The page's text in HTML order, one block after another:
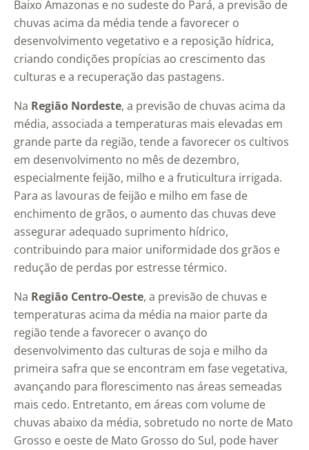
Baixo Amazonas e no sudeste do Pará, a previsão de
chuvas acima da média tende a favorecer o
desenvolvimento vegetativo e a reposição hídrica,
criando condições propícias ao crescimento das
culturas e a recuperação das pastagens.
Na Região Nordeste, a previsão de chuvas acima da
média, associada a temperaturas mais elevadas em
grande parte da região, tende a favorecer os cultivos
em desenvolvimento no mês de dezembro,
especialmente feijão, milho e a fruticultura irrigada.
Para as lavouras de feijão e milho em fase de
enchimento de grãos, o aumento das chuvas deve
assegurar adequado suprimento hídrico,
contribuindo para maior uniformidade dos grãos e
redução de perdas por estresse térmico.
Na Região Centro-Oeste, a previsão de chuvas e
temperaturas acima da média na maior parte da
região tende a favorecer o avanço do
desenvolvimento das culturas de soja e milho da
primeira safra que se encontram em fase vegetativa,
avançando para florescimento nas áreas semeadas
mais cedo. Entretanto, em áreas com volume de
chuvas abaixo da média, sobretudo no norte de Mato
Grosso e oeste de Mato Grosso do Sul, pode haver